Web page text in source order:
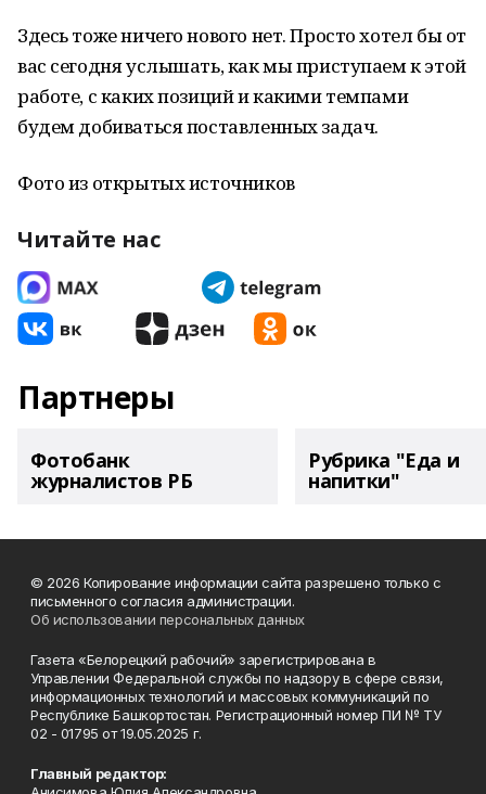
Здесь тоже ничего нового нет. Просто хотел бы от
вас сегодня услышать, как мы приступаем к этой
работе, с каких позиций и какими темпами
будем добиваться поставленных задач.
Фото из открытых источников
Читайте нас
Партнеры
Фотобанк
журналистов РБ
Рубрика "Еда и
напитки"
© 2026 Копирование информации сайта разрешено только с
письменного согласия администрации.
Об использовании персональных данных
Газета «Белорецкий рабочий» зарегистрирована в
Управлении Федеральной службы по надзору в сфере связи,
информационных технологий и массовых коммуникаций по
Республике Башкортостан. Регистрационный номер ПИ № ТУ
02 - 01795 от 19.05.2025 г.
Главный редактор: